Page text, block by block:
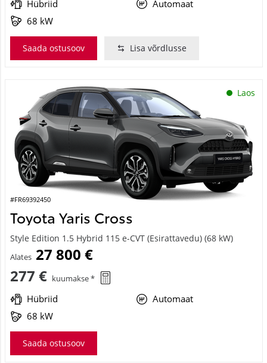
Hübriid
Automaat
68 kW
Saada ostusoov Lisa võrdlusse
Laos
#FR69392450
Toyota Yaris Cross
Style Edition 1.5 Hybrid 115 e-CVT (Esirattavedu) (68 kW)
Alates 27 800 €
277 € kuumakse *
Hübriid
Automaat
68 kW
Saada ostusoov